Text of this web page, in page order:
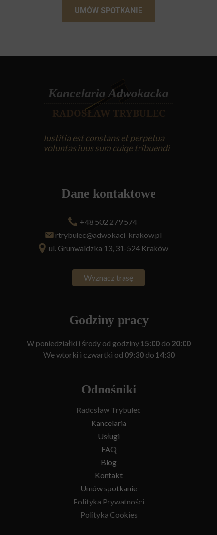
UMÓW SPOTKANIE
+48 502 279 574
rtrybulec@adwokaci-krakow.pl
ul. Grunwaldzka 13, 31-524 Kraków
Radosław Trybulec
Kancelaria
Usługi
FAQ
Blog
Kontakt
Umów spotkanie
Polityka Prywatności
Polityka Cookies
Odnośniki
Iustitia est constans et perpetua
voluntas iuus sum cuiqe tribuendi
Dane kontaktowe
Godziny pracy
W poniedziałki i środy od godziny 15:00 do 20:00
We wtorki i czwartki od 09:30do 14:30
Wyznacz trasę